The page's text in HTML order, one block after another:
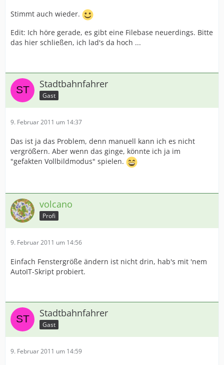
Stimmt auch wieder.
Edit: Ich höre gerade, es gibt eine Filebase neuerdings. Bitte
das hier schließen, ich lad's da hoch ...
Stadtbahnfahrer
Gast
9. Februar 2011 um 14:37
Das ist ja das Problem, denn manuell kann ich es nicht
vergrößern. Aber wenn das ginge, könnte ich ja im
"gefakten Vollbildmodus" spielen.
volcano
Profi
9. Februar 2011 um 14:56
Einfach Fenstergröße ändern ist nicht drin, hab's mit 'nem
AutoIT-Skript probiert.
Stadtbahnfahrer
Gast
9. Februar 2011 um 14:59